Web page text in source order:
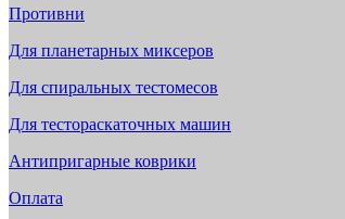
Противни
Для планетарных миксеров
Для спиральных тестомесов
Для тестораскаточных машин
Антипригарные коврики
Оплата